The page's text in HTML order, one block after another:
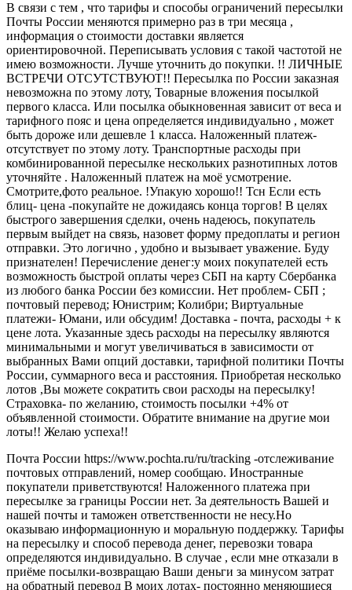
В связи с тем , что тарифы и способы ограничений пересылки
Почты России меняются примерно раз в три месяца ,
информация о стоимости доставки является
ориентировочной. Переписывать условия с такой частотой не
имею возможности. Лучше уточнить до покупки. !! ЛИЧНЫЕ
ВСТРЕЧИ ОТСУТСТВУЮТ!! Пересылка по России заказная
невозможна по этому лоту, Товарные вложения посылкой
первого класса. Или посылка обыкновенная зависит от веса и
тарифного пояс и цена определяется индивидуально , может
быть дороже или дешевле 1 класса. Наложенный платеж-
отсутствует по этому лоту. Транспортные расходы при
комбинированной пересылке нескольких разнотипных лотов
уточняйте . Наложенный платеж на моё усмотрение.
Смотрите,фото реальное. !Упакую хорошо!! Тсн Если есть
блиц- цена -покупайте не дожидаясь конца торгов! В целях
быстрого завершения сделки, очень надеюсь, покупатель
первым выйдет на связь, назовет форму предоплаты и регион
отправки. Это логично , удобно и вызывает уважение. Буду
признателен! Перечисление денег:у моих покупателей есть
возможность быстрой оплаты через СБП на карту Сбербанка
из любого банка России без комиссии. Нет проблем- СБП ;
почтовый перевод; Юнистрим; Колибри; Виртуальные
платежи- Юмани, или обсудим! Доставка - почта, расходы + к
цене лота. Указанные здесь расходы на пересылку являются
минимальными и могут увеличиваться в зависимости от
выбранных Вами опций доставки, тарифной политики Почты
России, суммарного веса и расстояния. Приобретая несколько
лотов ,Вы можете сократить свои расходы на пересылку!
Страховка- по желанию, стоимость посылки +4% от
объявленной стоимости. Обратите внимание на другие мои
лоты!! Желаю успеха!!
Почта России https://www.pochta.ru/ru/tracking -отслеживание
почтовых отправлений, номер сообщаю. Иностранные
покупатели приветствуются! Наложенного платежа при
пересылке за границы России нет. За деятельность Вашей и
нашей почты и таможен ответственности не несу.Но
оказываю информационную и моральную поддержку. Тарифы
на пересылку и способ перевода денег, перевозки товара
определяются индивидуально. В случае , если мне отказали в
приёме посылки-возвращаю Ваши деньги за минусом затрат
на обратный перевод В моих лотах- постоянно меняющиеся